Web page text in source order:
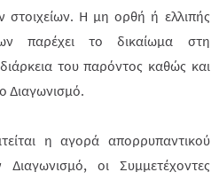
Η μη ορθή ή ελλιπής
παρέχει το δικαίωμα στη
του παρόντος καθώς και
Διαγωνισμό.
η αγορά απορρυπαντικού
οι Συμμετέχοντες